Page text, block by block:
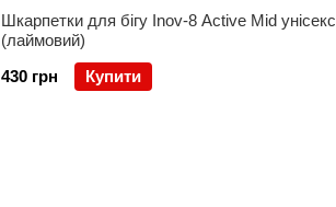
Шкарпетки для бігу Inov-8 Active Mid унісекс
(лаймовий)
430 грн
Купити